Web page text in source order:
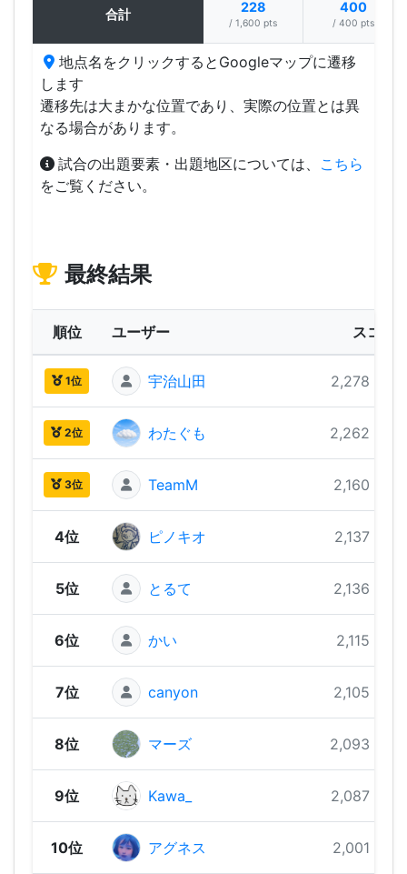
合計 228
/ 1,600 pts
400
/ 400 pts
地点名をクリックするとGoogleマップに遷移
します
遷移先は大まかな位置であり、実際の位置とは異
なる場合があります。
試合の出題要素・出題地区については、 こちら
をご覧ください。
最終結果
順位 ユーザー スコア
1位 宇治山田 2,278 pts
2位 わたぐも 2,262 pts
3位 TeamM 2,160 pts
4位 ピノキオ 2,137 pts
5位 とるて 2,136 pts
6位 かい 2,115 pts
7位 canyon 2,105 pts
8位 マーズ 2,093 pts
9位 Kawa_ 2,087 pts
10位 アグネス 2,001 pts